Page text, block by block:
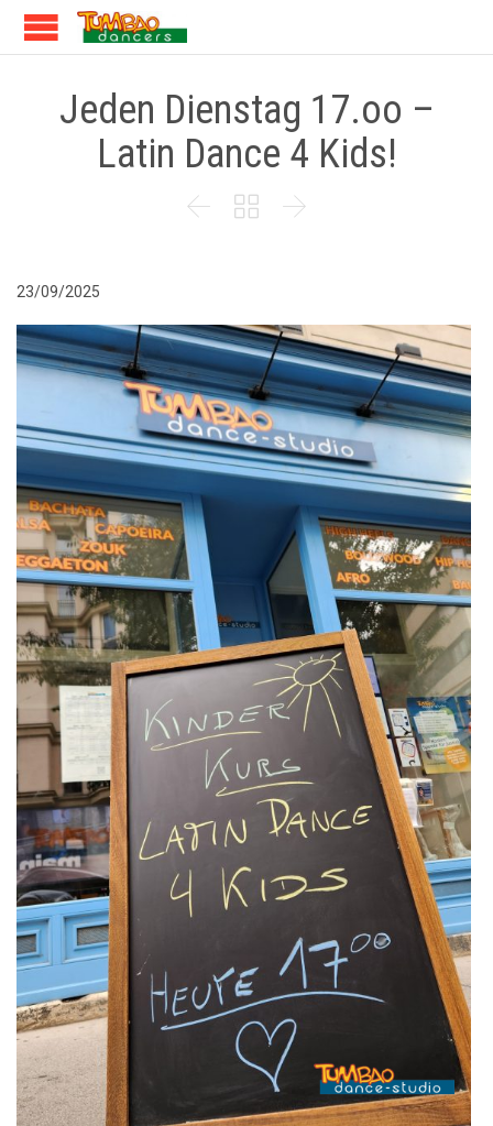
Jeden Dienstag 17.oo –
Latin Dance 4 Kids!
  
23/09/2025